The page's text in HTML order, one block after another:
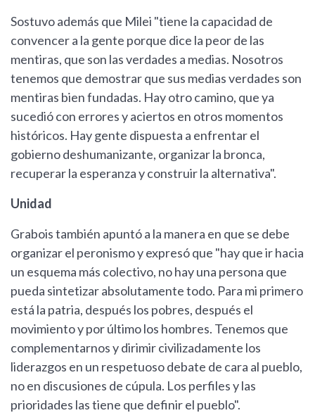
Sostuvo además que Milei "tiene la capacidad de
convencer a la gente porque dice la peor de las
mentiras, que son las verdades a medias. Nosotros
tenemos que demostrar que sus medias verdades son
mentiras bien fundadas. Hay otro camino, que ya
sucedió con errores y aciertos en otros momentos
históricos. Hay gente dispuesta a enfrentar el
gobierno deshumanizante, organizar la bronca,
recuperar la esperanza y construir la alternativa".
Unidad
Grabois también apuntó a la manera en que se debe
organizar el peronismo y expresó que "hay que ir hacia
un esquema más colectivo, no hay una persona que
pueda sintetizar absolutamente todo. Para mi primero
está la patria, después los pobres, después el
movimiento y por último los hombres. Tenemos que
complementarnos y dirimir civilizadamente los
liderazgos en un respetuoso debate de cara al pueblo,
no en discusiones de cúpula. Los perfiles y las
prioridades las tiene que definir el pueblo".